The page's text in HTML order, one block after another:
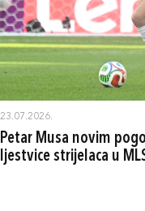
23.07.2026.
Petar Musa novim
ljestvice strijelaca u